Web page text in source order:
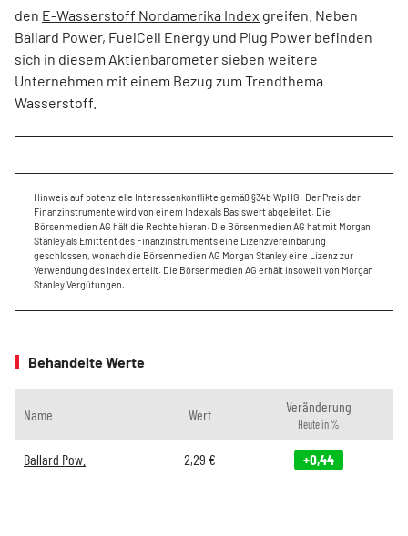
den E-Wasserstoff Nordamerika Index greifen. Neben
Ballard Power, FuelCell Energy und Plug Power befinden
sich in diesem Aktienbarometer sieben weitere
Unternehmen mit einem Bezug zum Trendthema
Wasserstoff.
Hinweis auf potenzielle Interessenkonflikte gemäß §34b WpHG: Der Preis der
Finanzinstrumente wird von einem Index als Basiswert abgeleitet. Die
Börsenmedien AG hält die Rechte hieran. Die Börsenmedien AG hat mit Morgan
Stanley als Emittent des Finanzinstruments eine Lizenzvereinbarung
geschlossen, wonach die Börsenmedien AG Morgan Stanley eine Lizenz zur
Verwendung des Index erteilt. Die Börsenmedien AG erhält insoweit von Morgan
Stanley Vergütungen.
Behandelte Werte
Name Wert Veränderung
Heute in %
Ballard Pow. 2,29 € +0,44